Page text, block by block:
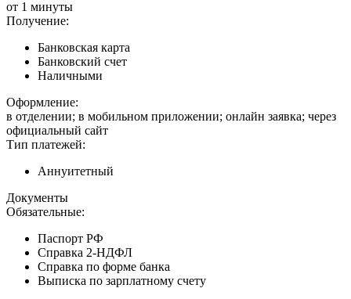
от 1 минуты
Получение:
Банковская карта
Банковский счет
Наличными
Оформление:
в отделении; в мобильном приложении; онлайн заявка; через
официальный сайт
Тип платежей:
Аннуитетный
Документы
Обязательные:
Паспорт РФ
Справка 2-НДФЛ
Справка по форме банка
Выписка по зарплатному счету